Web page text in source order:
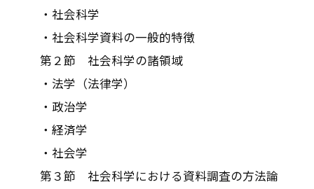
・社会科学
・社会科学資料の一般的特徴
第２節 社会科学の諸領域
・法学（法律学）
・政治学
・経済学
・社会学
第３節 社会科学における資料調査の方法論